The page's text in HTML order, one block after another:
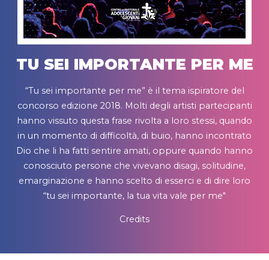
TU SEI IMPORTANTE PER ME
“Tu sei importante per me” è il tema ispiratore del
concorso edizione 2018. Molti degli artisti partecipanti
hanno vissuto questa frase rivolta a loro stessi, quando
in un momento di difficoltà, di buio, hanno incontrato
Dio che li ha fatti sentire amati, oppure quando hanno
conosciuto persone che vivevano disagi, solitudine,
emarginazione e hanno scelto di esserci e di dire loro
“tu sei importante, la tua vita vale per me"
Credits